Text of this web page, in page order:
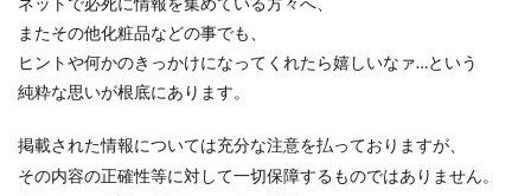
またその他化粧品などの事でも、
ヒントや何かのきっかけになってくれたら嬉しいなァ…という
純粋な思いが根底にあります。
掲載された情報については充分な注意を払っておりますが、
その内容の正確性等に対して一切保障するものではありません。